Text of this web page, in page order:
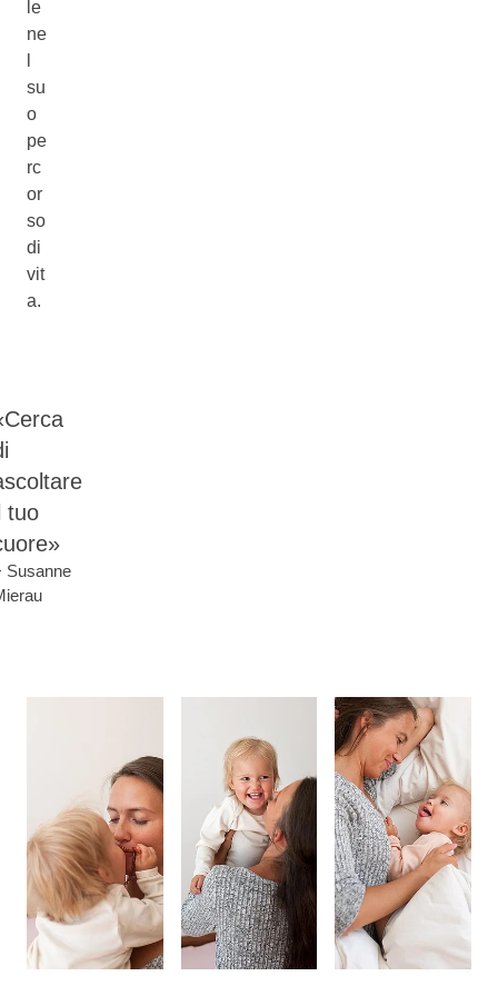
le
ne
su
o
pe
rc
or
so
di
vit
a.
tuo
Susanne